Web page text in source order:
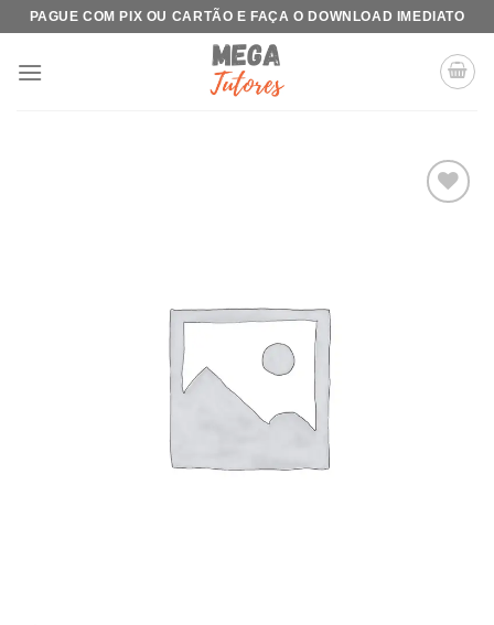
Skip
content
PAGUE COM PIX OU CARTÃO E FAÇA O DOWNLOAD IMEDIATO